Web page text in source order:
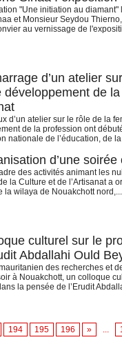
"Une initiation au
et Monsieur Seydou
au vernissage de
d’un atelier
développement de
d’un atelier sur le rôle de la
de la profession ont
nationale de l’éducation, de
d’une
des activités animant les
la Culture et de l’Artisanat a
la wilaya de Nouakchott nord,...
culturel sur le
Abdallahi Ould
des recherches et
à Nouakchott, un colloque
la pensée de l’Erudit
194 195 196 » ...